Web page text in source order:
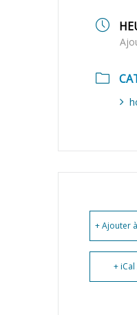
+ Ajouter
+